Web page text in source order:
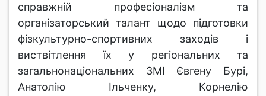
справжній професіоналізм та
організаторський талант щодо підготовки
фізкультурно-спортивних заходів і
виствітлення їх у регіональних та
загальнонаціональних ЗМІ Євгену Бурі,
Анатолію Ільченку, Корнелію